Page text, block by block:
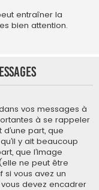
entraîner la
bien attention.
vos messages à
à se rappeler
part, que
y ait beaucoup
que l’image
ne peut être
si vous avez un
devez encadrer